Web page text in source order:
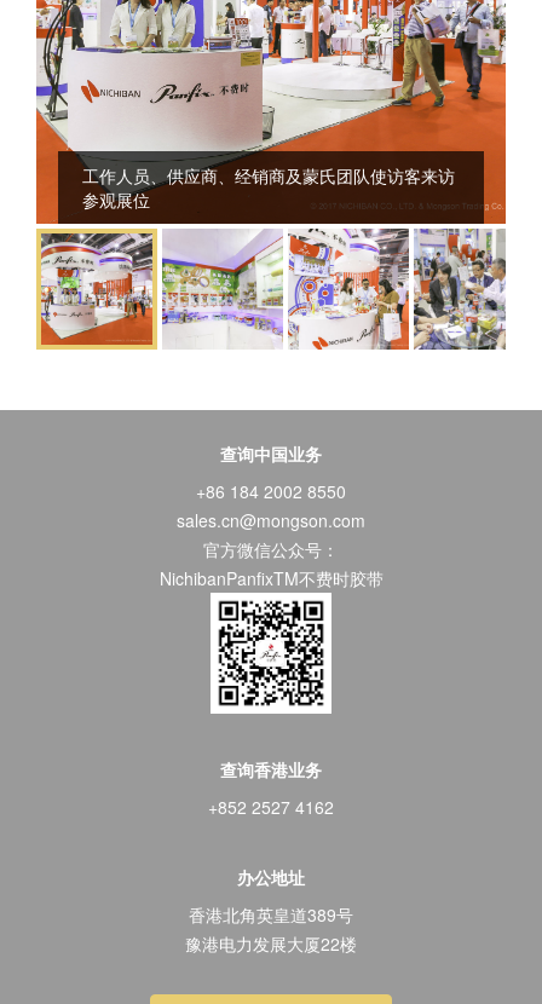
工作人员、供应商、经销商及蒙氏团队使访客来访
参观展位
查询中国业务
+86 184 2002 8550
sales.cn@mongson.com
官方微信公众号：
NichibanPanfixTM不费时胶带
查询香港业务
+852 2527 4162
办公地址
香港北角英皇道389号
豫港电力发展大厦22楼